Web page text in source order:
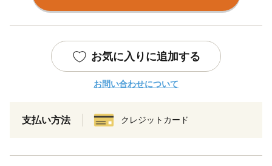
お気に入りに追加する
お問い合わせについて
支払い方法 クレジットカード